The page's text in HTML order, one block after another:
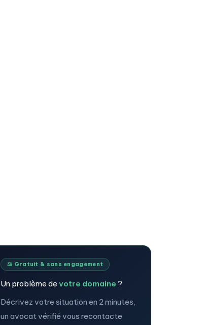
⚖️ Gratuit & sans engagement
Un problème de votre domaine ?
Décrivez votre situation en 2 minutes,
un avocat vérifié vous recontacte